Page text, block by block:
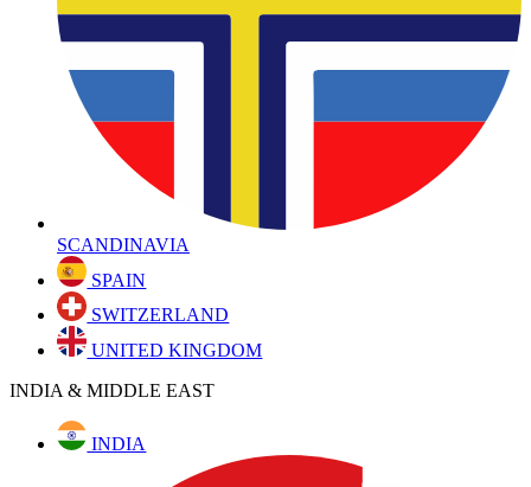
SCANDINAVIA
SPAIN
SWITZERLAND
UNITED KINGDOM
INDIA & MIDDLE EAST
INDIA